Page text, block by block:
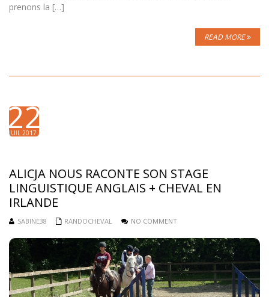
prenons la […]
READ MORE
22
JUIL 2017
ALICJA NOUS RACONTE SON STAGE
LINGUISTIQUE ANGLAIS + CHEVAL EN
IRLANDE
SABINE38 RANDOCHEVAL NO COMMENT